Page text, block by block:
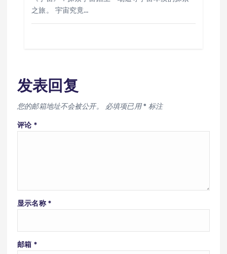
之旅。 宇宙究竟…
发表回复
您的邮箱地址不会被公开。 必填项已用* 标注
评论 *
显示名称 *
邮箱 *